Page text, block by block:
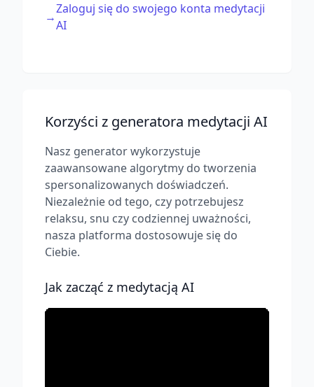
→
Zaloguj się do swojego konta medytacji
AI
Korzyści z generatora medytacji AI
Nasz generator wykorzystuje
zaawansowane algorytmy do tworzenia
spersonalizowanych doświadczeń.
Niezależnie od tego, czy potrzebujesz
relaksu, snu czy codziennej uważności,
nasza platforma dostosowuje się do
Ciebie.
Jak zacząć z medytacją AI